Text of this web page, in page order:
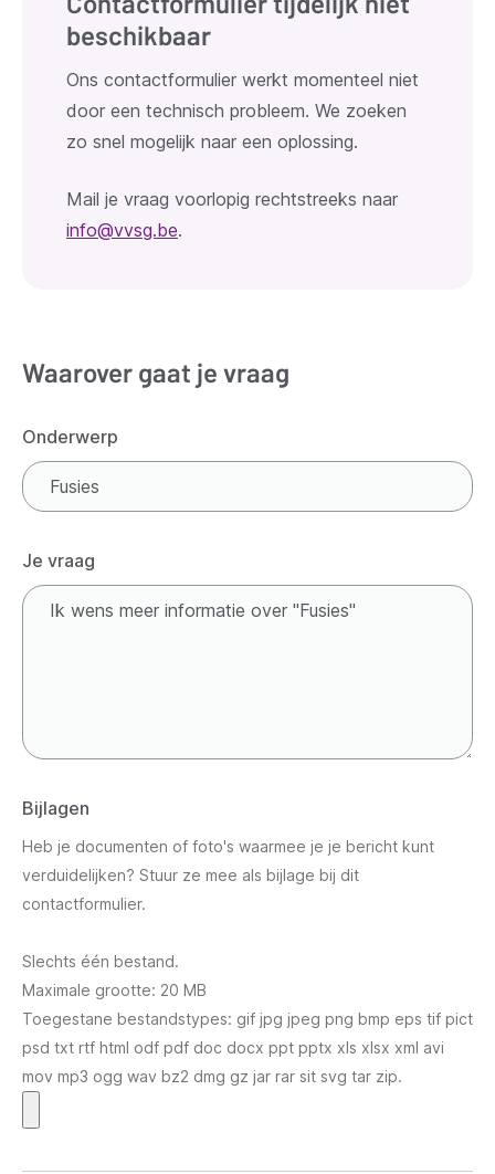
beschikbaar
Ons contactformulier werkt momenteel niet
door een technisch probleem. We zoeken
zo snel mogelijk naar een oplossing.
Mail je vraag voorlopig rechtstreeks naar
info@vvsg.be.
Waarover gaat je vraag
Onderwerp
Je vraag
Bijlagen
Heb je documenten of foto's waarmee je je bericht kunt
verduidelijken? Stuur ze mee als bijlage bij dit
contactformulier.
Slechts één bestand.
Maximale grootte: 20 MB
Toegestane bestandstypes: gif jpg jpeg png bmp eps tif pict
psd txt rtf html odf pdf doc docx ppt pptx xls xlsx xml avi
mov mp3 ogg wav bz2 dmg gz jar rar sit svg tar zip.